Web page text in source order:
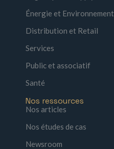
Énergie et Environnement
Distribution et Retail
Services
Public et associatif
Santé
Nos ressources
Nos articles
Nos études de cas
Newsroom